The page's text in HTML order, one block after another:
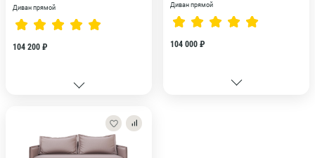
Диван прямой
104 200 ₽
Диван прямой
104 000 ₽